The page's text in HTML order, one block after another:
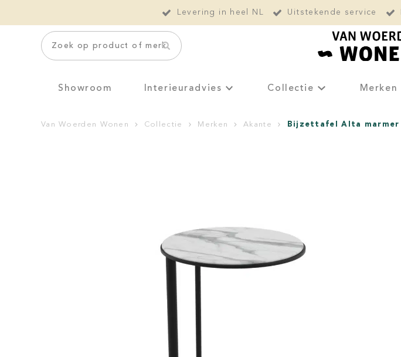
Levering in heel NL Uitstekende service
Zoek op product of merk
Showroom Interieuradvies Collectie Merken
Van Woerden Wonen Collectie Merken Akante Bijzettafel Alta marmer